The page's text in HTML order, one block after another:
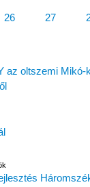
26 27
az oltszemi Mikó-